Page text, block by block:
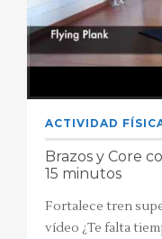
ACTIVIDAD
Brazos y Core
15 minutos
Fortalece tren
vídeo ¿Te falta